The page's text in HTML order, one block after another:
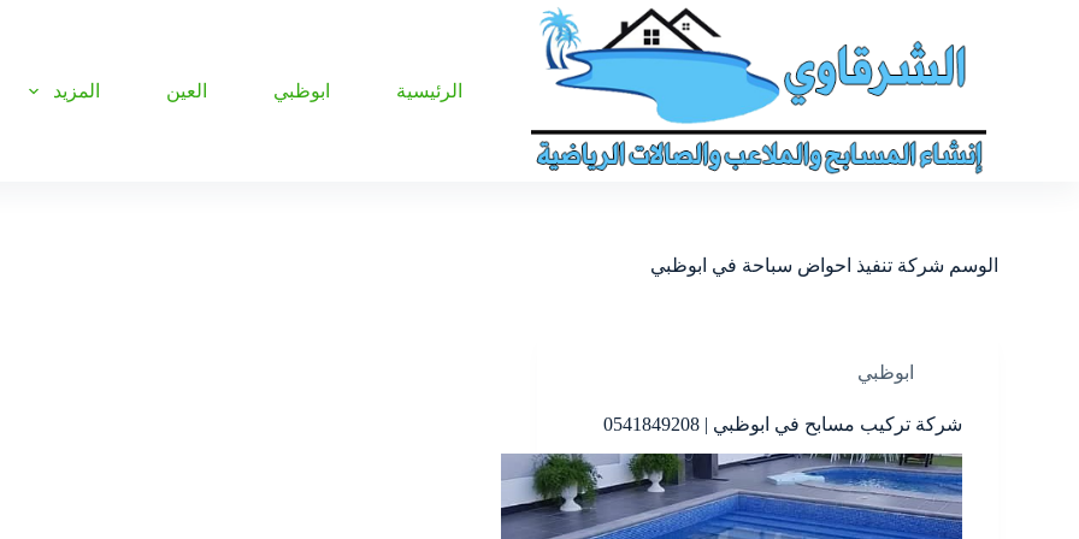
الرئيسية ابوظبي العين المزيد
الوسم شركة تنفيذ احواض سباحة في ابوظبي
ابوظبي
شركة تركيب مسابح في ابوظبي | 0541849208